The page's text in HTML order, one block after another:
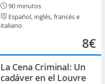
90 minutos
Español, inglés, francés e
italiano
8€
La Cena Criminal: Un
cadáver en el Louvre